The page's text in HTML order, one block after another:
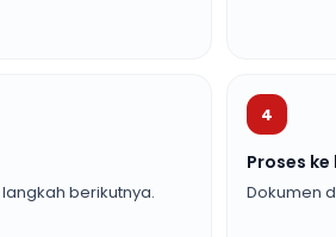
berikutnya.
4
Proses
Dokumen